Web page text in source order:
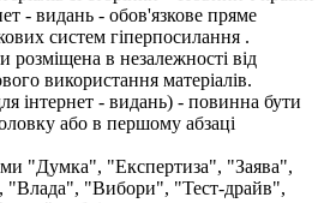
- видань - обов'язкове пряме
систем гіперпосилання .
розміщена в незалежності від
використання матеріалів.
інтернет - видань) - повинна бути
або в першому абзаці
"Думка", "Експертиза", "Заява",
"Влада", "Вибори", "Тест-драйв",